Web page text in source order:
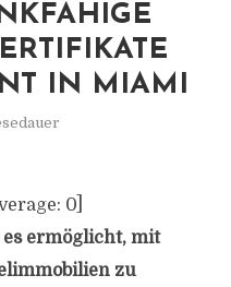
IN MIAMI
0]
es ermöglicht, mit
zu